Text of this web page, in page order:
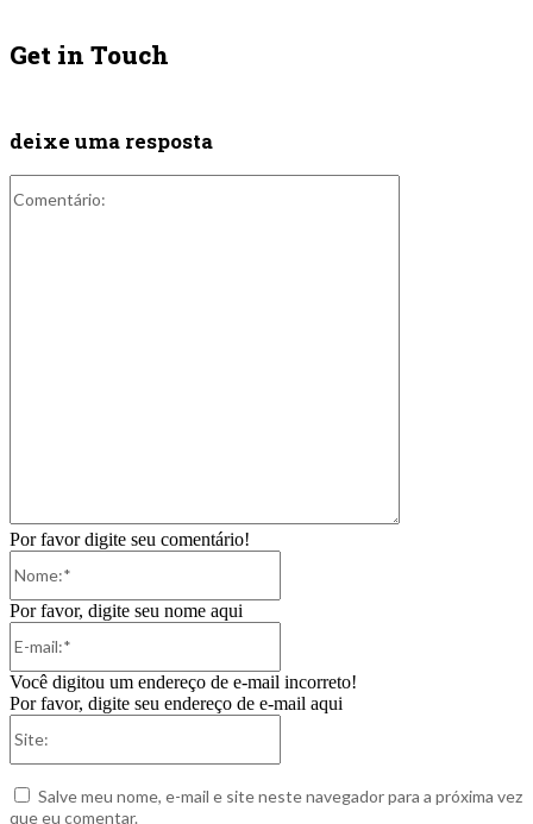
Get in Touch
deixe uma resposta
Por favor digite seu comentário!
Por favor, digite seu nome aqui
Você digitou um endereço de e-mail incorreto!
Por favor, digite seu endereço de e-mail aqui
Salve meu nome, e-mail e site neste navegador para a próxima vez
que eu comentar.